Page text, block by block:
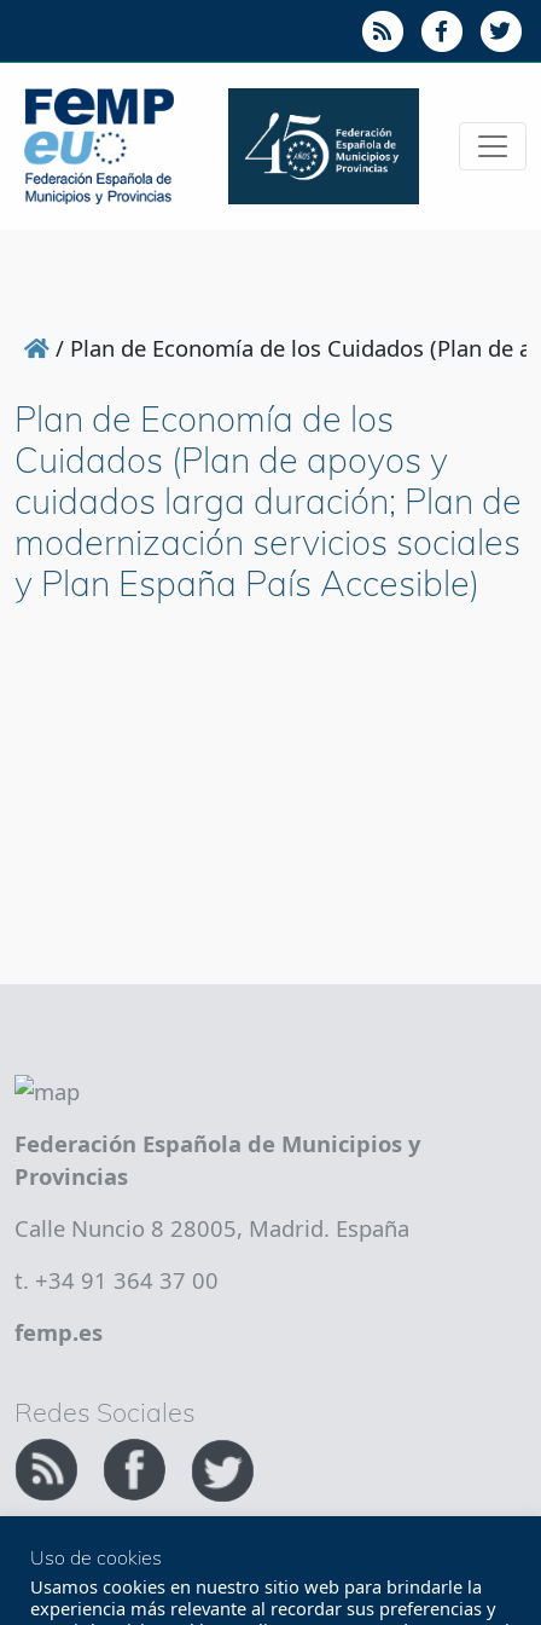
/ Plan de Economía de los Cuidados (Plan de
Plan de Economía de los
Cuidados (Plan de apoyos y
cuidados larga duración; Plan de
modernización servicios sociales
y Plan España País Accesible)
Federación Española de Municipios y
Provincias
Calle Nuncio 8 28005, Madrid. España
t. +34 91 364 37 00
femp.es
Redes Sociales
Copyright FEMP
Accesibilidad
Uso de cookies
Usamos cookies en nuestro sitio web para brindarle la
experiencia más relevante al recordar sus preferencias y